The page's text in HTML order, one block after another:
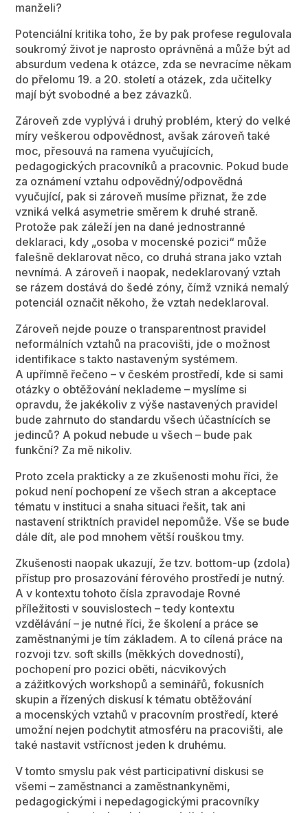
manželi?
Potenciální kritika toho, že by pak profese regulovala
soukromý život je naprosto oprávněná a může být ad
absurdum vedena k otázce, zda se nevracíme někam
do přelomu 19. a 20. století a otázek, zda učitelky
mají být svobodné a bez závazků.
Zároveň zde vyplývá i druhý problém, který do velké
míry veškerou odpovědnost, avšak zároveň také
moc, přesouvá na ramena vyučujících,
pedagogických pracovníků a pracovnic. Pokud bude
za oznámení vztahu odpovědný/odpovědná
vyučující, pak si zároveň musíme přiznat, že zde
vzniká velká asymetrie směrem k druhé straně.
Protože pak záleží jen na dané jednostranné
deklaraci, kdy „osoba v mocenské pozici“ může
falešně deklarovat něco, co druhá strana jako vztah
nevnímá. A zároveň i naopak, nedeklarovaný vztah
se rázem dostává do šedé zóny, čímž vzniká nemalý
potenciál označit někoho, že vztah nedeklaroval.
Zároveň nejde pouze o transparentnost pravidel
neformálních vztahů na pracovišti, jde o možnost
identifikace s takto nastaveným systémem.
A upřímně řečeno – v českém prostředí, kde si sami
otázky o obtěžování neklademe – myslíme si
opravdu, že jakékoliv z výše nastavených pravidel
bude zahrnuto do standardu všech účastnících se
jedinců? A pokud nebude u všech – bude pak
funkční? Za mě nikoliv.
Proto zcela prakticky a ze zkušenosti mohu říci, že
pokud není pochopení ze všech stran a akceptace
tématu v instituci a snaha situaci řešit, tak ani
nastavení striktních pravidel nepomůže. Vše se bude
dále dít, ale pod mnohem větší rouškou tmy.
Zkušenosti naopak ukazují, že tzv. bottom-up (zdola)
přístup pro prosazování férového prostředí je nutný.
A v kontextu tohoto čísla zpravodaje Rovné
příležitosti v souvislostech – tedy kontextu
vzdělávání – je nutné říci, že školení a práce se
zaměstnanými je tím základem. A to cílená práce na
rozvoji tzv. soft skills (měkkých dovedností),
pochopení pro pozici oběti, nácvikových
a zážitkových workshopů a seminářů, fokusních
skupin a řízených diskusí k tématu obtěžování
a mocenských vztahů v pracovním prostředí, které
umožní nejen podchytit atmosféru na pracovišti, ale
také nastavit vstřícnost jeden k druhému.
V tomto smyslu pak vést participativní diskusi se
všemi – zaměstnanci a zaměstnankyněmi,
pedagogickými i nepedagogickými pracovníky